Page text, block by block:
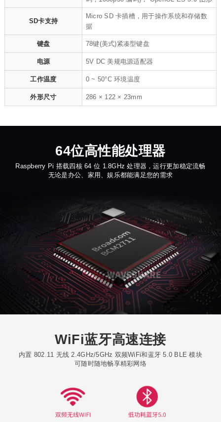
SD卡支持
Micro SD 卡插槽，用于操作系统和存储数
据
键盘 78键(美式)紧凑型键盘
电源 5V DC 美规电源适配器
工作温度 0 ~ 50°C 环境温度
外形尺寸 286 × 122 × 23mm
64位高性能处理器
Raspberry Pi 搭载四核 64 位 1.8GHz 处理器，运行更加稳定流畅
无论是办公、家用、娱乐都能满足您的需求
WiFi蓝牙高速连接
内置 802.11 无线 2.4GHz/5GHz 双频WiFi和蓝牙 5.0 BLE 模块
可随时随地畅享精彩网络